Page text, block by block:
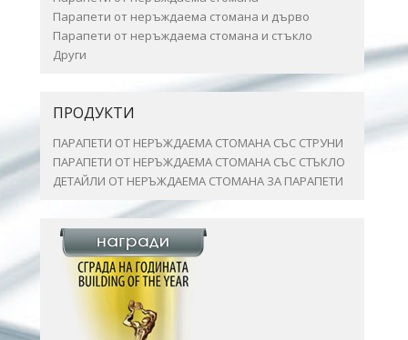
Парапети от неръждаема стомана и дърво
Парапети от неръждаема стомана и стъкло
Други
ПРОДУКТИ
ПАРАПЕТИ ОТ НЕРЪЖДАЕМА СТОМАНА СЪС СТРУНИ
ПАРАПЕТИ ОТ НЕРЪЖДАЕМА СТОМАНА СЪС СТЪКЛО
ДЕТАЙЛИ ОТ НЕРЪЖДАЕМА СТОМАНА ЗА ПАРАПЕТИ